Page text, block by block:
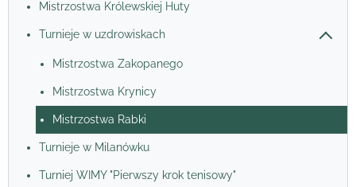
Mistrzostwa Królewskiej Huty
Turnieje w uzdrowiskach
Mistrzostwa Zakopanego
Mistrzostwa Krynicy
Mistrzostwa Rabki
Turnieje w Milanówku
Turniej WIMY "Pierwszy krok tenisowy"